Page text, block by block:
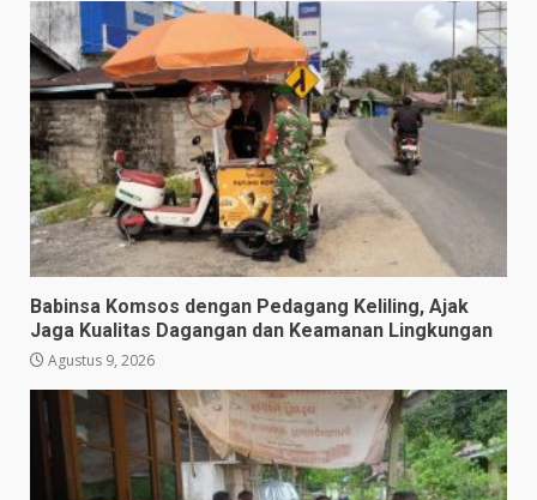
Babinsa Komsos dengan Pedagang Keliling, Ajak
Jaga Kualitas Dagangan dan Keamanan Lingkungan
Agustus 9, 2026